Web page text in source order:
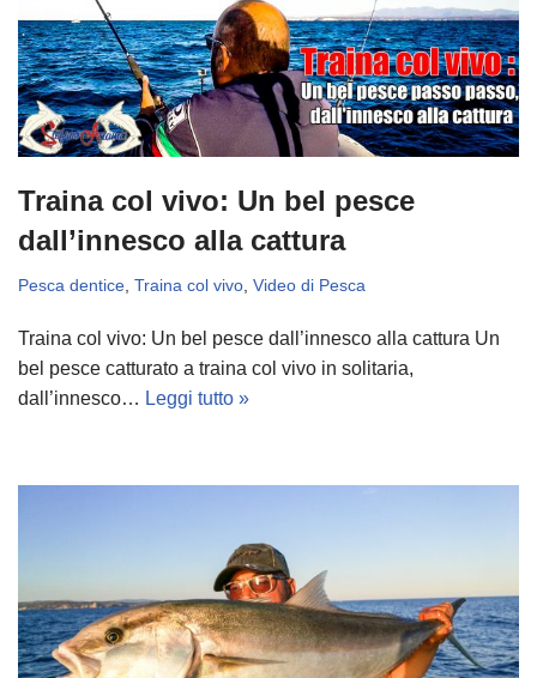
Traina col vivo: Un bel pesce
dall’innesco alla cattura
Pesca dentice Traina col vivo Video di Pesca
Traina col vivo: Un bel pesce dall’innesco alla cattura Un
bel pesce catturato a traina col vivo in solitaria,
dall’innesco… Leggi tutto »